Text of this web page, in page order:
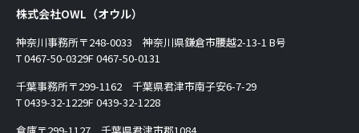
株式会社OWL（オウル）
神奈川事務所〒248-0033 神奈川県鎌倉市腰越2-13-1 B号
T 0467-50-0329F 0467-50-0131
千葉事務所〒299-1162 千葉県君津市南子安6-7-29
T 0439-32-1229F 0439-32-1228